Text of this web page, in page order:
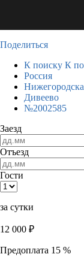
Поделиться
К поиску К
Россия
Дивеево
№2002585
Заезд
Отъезд
Гости
за сутки
12 000 ₽
Предоплата 15 %